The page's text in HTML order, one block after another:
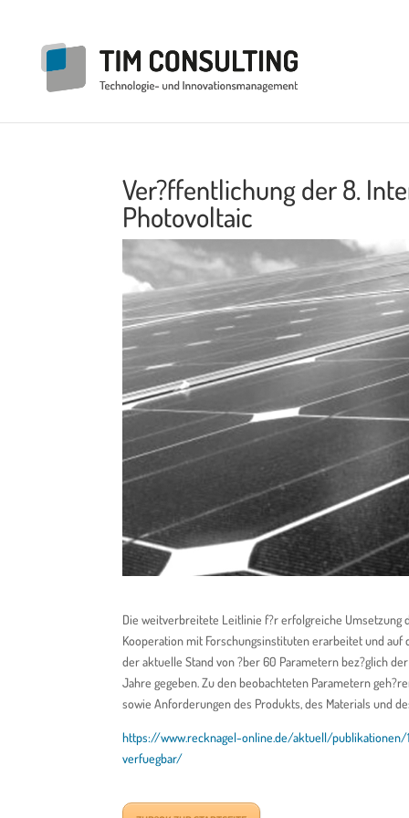
Ver?ffentlichung der 8.
Photovoltaic
Die weitverbreitete Leitlinie f?r erfolgreiche
Kooperation mit Forschungsinstituten erarbeitet und auf
der aktuelle Stand von ?ber 60 Parametern bez?glich
Jahre gegeben. Zu den beobachteten Parametern
sowie Anforderungen des Produkts, des Materials und
https://www.recknagel-online.de/aktuell/
verfuegbar/